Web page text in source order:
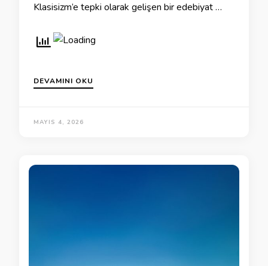
Klasisizm’e tepki olarak gelişen bir edebiyat …
DEVAMINI OKU
MAYIS 4, 2026